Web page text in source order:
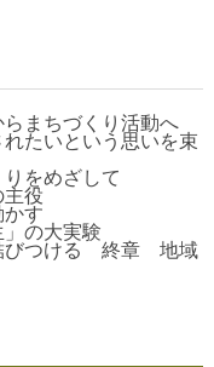
まちづくり活動へ
たいという思いを束
をめざして
主役
かす
の大実験
びつける 終章 地域